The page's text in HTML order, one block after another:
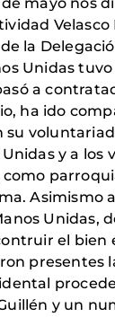
de mayo nos
Velasco
la
Unidas
a
ha ido
y a
Asimismo
Unidas,
el bien
presentes
y un